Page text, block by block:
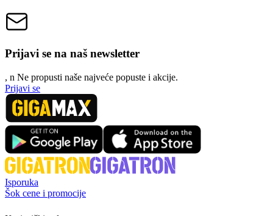
Prijavi se na naš newsletter
, n Ne propusti naše najveće popuste i akcije.
Prijavi se
Isporuka
Šok cene i promocije